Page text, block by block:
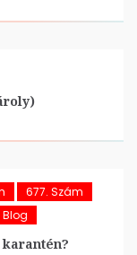
677. Szám
Blog